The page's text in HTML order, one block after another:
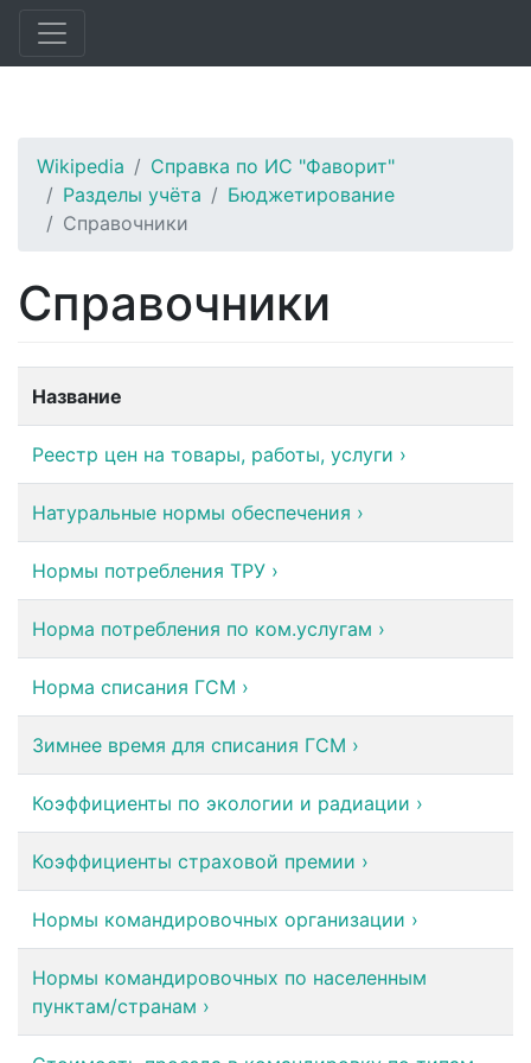
Wikipedia
Справка по ИС "Фаворит"
Разделы учёта
Бюджетирование
Справочники
Справочники
Название
Реестр цен на товары, работы, услуги ›
Натуральные нормы обеспечения ›
Нормы потребления ТРУ ›
Норма потребления по ком.услугам ›
Норма списания ГСМ ›
Зимнее время для списания ГСМ ›
Коэффициенты по экологии и радиации ›
Коэффициенты страховой премии ›
Нормы командировочных организации ›
Нормы командировочных по населенным
пунктам/странам ›